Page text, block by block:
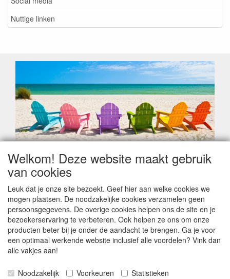
Nuttige linken
Geachte klant,
Zoals elk jaar zorgt de verlofperiode, naast een hoop
leveringsproblemen.
Sommige fabrikanten sluiten of werken met een
vakantiebezetting.
Bestellingen die vanaf +/- 15 juli geplaatst worden kunnen
hierdoor vertraging oplopen. Wanneer die voorradig is en alle
betalingsmodaliteiten zijn vervuld dan de bestelling verstuurd
worden. Indien deze nog terug moeten binnen komen dan is
Augustus stabiliseert zich dit dan wel en kunnen wij, meestal,
Welkom! Deze website maakt gebruik
van cookies
Leuk dat je onze site bezoekt. Geef hier aan welke cookies we
mogen plaatsen. De noodzakelijke cookies verzamelen geen
persoonsgegevens. De overige cookies helpen ons de site en je
bezoekerservaring te verbeteren. Ook helpen ze ons om onze
producten beter bij je onder de aandacht te brengen. Ga je voor
een optimaal werkende website inclusief alle voordelen? Vink dan
alle vakjes aan!
Noodzakelijk Voorkeuren Statistieken